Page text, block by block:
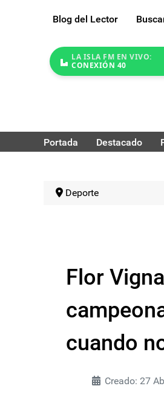
Blog del Lector
LA ISLA FM EN VIVO:
CONEXIÓN 40
Portada Destacado
Deporte
Flor
cuando
Creado: 27